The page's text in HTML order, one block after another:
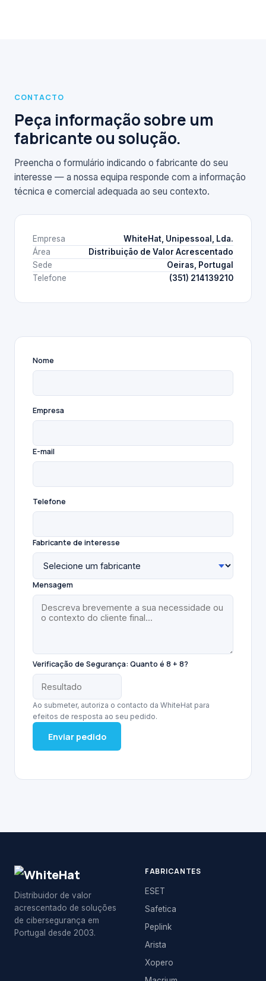
CONTACTO
Peça informação sobre um
fabricante ou solução.
Preencha o formulário indicando o fabricante do seu
interesse — a nossa equipa responde com a informação
técnica e comercial adequada ao seu contexto.
Empresa
WhiteHat, Unipessoal, Lda.
Área
Distribuição de Valor Acrescentado
Sede
Oeiras, Portugal
Telefone
(351) 214139210
Nome
Empresa
E-mail
Telefone
Fabricante de interesse
Mensagem
Verificação de Segurança:Quanto é 8 + 8?
Ao submeter, autoriza o contacto da WhiteHat para
efeitos de resposta ao seu pedido.
Enviar pedido
Distribuidor de valor
acrescentado de soluções
de cibersegurança em
Portugal desde 2003.
FABRICANTES
ESET
Safetica
Peplink
Arista
Xopero